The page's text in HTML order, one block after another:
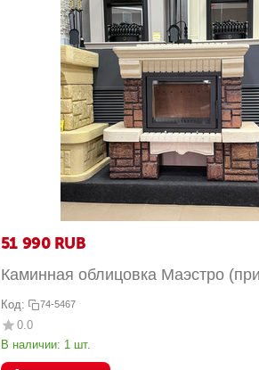
51 990 RUB
Каминная облицовка Маэстро
Код: 74-5467
0.0
В наличии: 1 шт.